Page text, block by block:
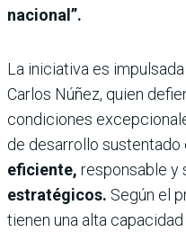
nacional”.
La iniciativa es
Carlos Núñez, quien
condiciones
de desarrollo sustentado
eficiente, responsable y
estratégicos. Según el
tienen una alta